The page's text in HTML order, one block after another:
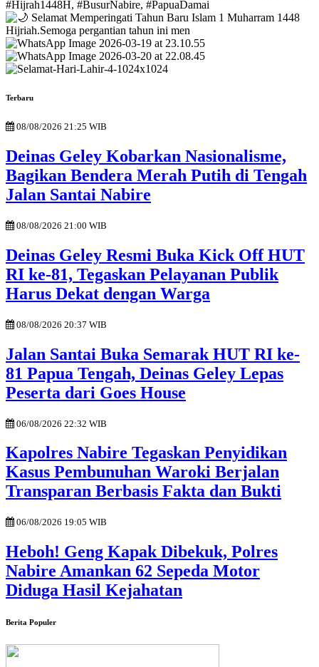
Terbaru
08/08/2026 21:25 WIB
Deinas Geley Kobarkan Nasionalisme,
Bagikan Bendera Merah Putih di Tengah
Jalan Santai Nabire
08/08/2026 21:00 WIB
Deinas Geley Resmi Buka Kick Off HUT
RI ke-81, Tegaskan Pelayanan Publik
Harus Dekat dengan Warga
08/08/2026 20:37 WIB
Jalan Santai Buka Semarak HUT RI ke-
81 Papua Tengah, Deinas Geley Lepas
Peserta dari Goes House
06/08/2026 22:32 WIB
Kapolres Nabire Tegaskan Penyidikan
Kasus Pembunuhan Waroki Berjalan
Transparan Berbasis Fakta dan Bukti
06/08/2026 19:05 WIB
Heboh! Geng Kapak Dibekuk, Polres
Nabire Amankan 62 Sepeda Motor
Diduga Hasil Kejahatan
Berita Populer